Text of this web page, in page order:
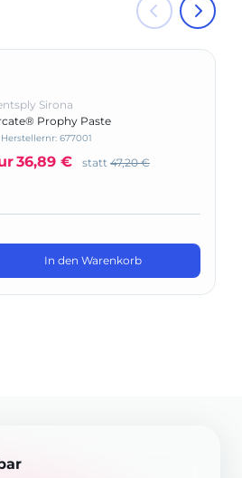
Sirona
Prophy Paste
Herstellernr: 677001
36,89 € statt 47,20 €
In den Warenkorb